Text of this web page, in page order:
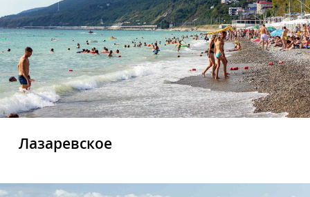
Лазаревское